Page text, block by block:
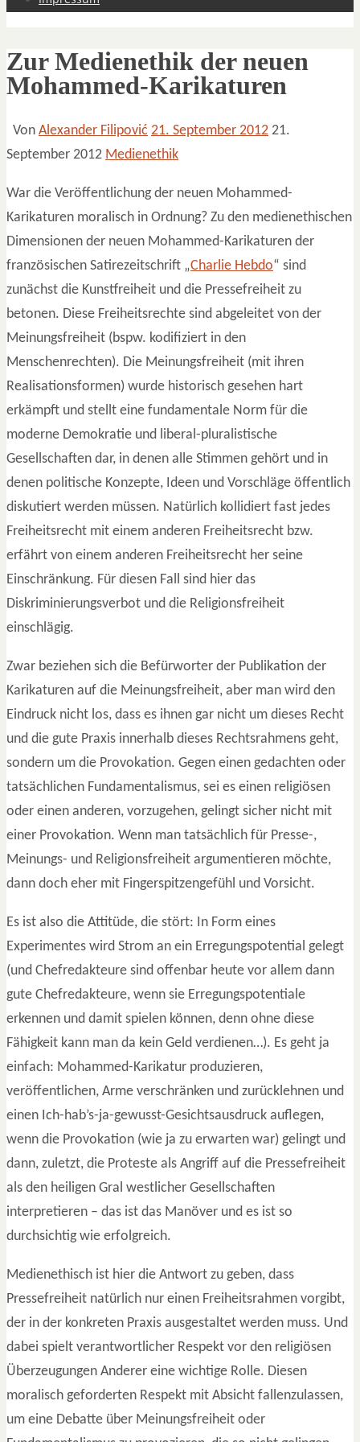
Zur Medienethik der neuen
Mohammed-Karikaturen
Von Alexander Filipović 21. September 2012 21.
September 2012 Medienethik
War die Veröffentlichung der neuen Mohammed-
Karikaturen moralisch in Ordnung? Zu den medienethischen
Dimensionen der neuen Mohammed-Karikaturen der
französischen Satirezeitschrift „Charlie Hebdo“ sind
zunächst die Kunstfreiheit und die Pressefreiheit zu
betonen. Diese Freiheitsrechte sind abgeleitet von der
Meinungsfreiheit (bspw. kodifiziert in den
Menschenrechten). Die Meinungsfreiheit (mit ihren
Realisationsformen) wurde historisch gesehen hart
erkämpft und stellt eine fundamentale Norm für die
moderne Demokratie und liberal-pluralistische
Gesellschaften dar, in denen alle Stimmen gehört und in
denen politische Konzepte, Ideen und Vorschläge öffentlich
diskutiert werden müssen. Natürlich kollidiert fast jedes
Freiheitsrecht mit einem anderen Freiheitsrecht bzw.
erfährt von einem anderen Freiheitsrecht her seine
Einschränkung. Für diesen Fall sind hier das
Diskriminierungsverbot und die Religionsfreiheit
einschlägig.
Zwar beziehen sich die Befürworter der Publikation der
Karikaturen auf die Meinungsfreiheit, aber man wird den
Eindruck nicht los, dass es ihnen gar nicht um dieses Recht
und die gute Praxis innerhalb dieses Rechtsrahmens geht,
sondern um die Provokation. Gegen einen gedachten oder
tatsächlichen Fundamentalismus, sei es einen religiösen
oder einen anderen, vorzugehen, gelingt sicher nicht mit
einer Provokation. Wenn man tatsächlich für Presse-,
Meinungs- und Religionsfreiheit argumentieren möchte,
dann doch eher mit Fingerspitzengefühl und Vorsicht.
Es ist also die Attitüde, die stört: In Form eines
Experimentes wird Strom an ein Erregungspotential gelegt
(und Chefredakteure sind offenbar heute vor allem dann
gute Chefredakteure, wenn sie Erregungspotentiale
erkennen und damit spielen können, denn ohne diese
Fähigkeit kann man da kein Geld verdienen…). Es geht ja
einfach: Mohammed-Karikatur produzieren,
veröffentlichen, Arme verschränken und zurücklehnen und
einen Ich-hab’s-ja-gewusst-Gesichtsausdruck auflegen,
wenn die Provokation (wie ja zu erwarten war) gelingt und
dann, zuletzt, die Proteste als Angriff auf die Pressefreiheit
als den heiligen Gral westlicher Gesellschaften
interpretieren – das ist das Manöver und es ist so
durchsichtig wie erfolgreich.
Medienethisch ist hier die Antwort zu geben, dass
Pressefreiheit natürlich nur einen Freiheitsrahmen vorgibt,
der in der konkreten Praxis ausgestaltet werden muss. Und
dabei spielt verantwortlicher Respekt vor den religiösen
Überzeugungen Anderer eine wichtige Rolle. Diesen
moralisch geforderten Respekt mit Absicht fallenzulassen,
um eine Debatte über Meinungsfreiheit oder